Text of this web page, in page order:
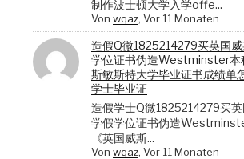
制作波士顿大学入学offe...
Vonwqaz, Vor 11 Monaten
造假Q微1825214279买英国
学位证书伪造Westminster本
斯敏斯特大学毕业证书成绩单
学士毕业证
造假学士Q微1825214279买
学假学位证书伪造
《英国威斯...
Vonwqaz, Vor 11 Monaten